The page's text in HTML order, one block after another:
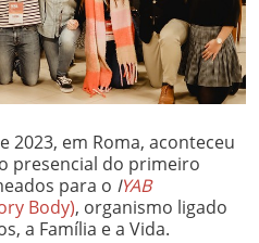
2023, em Roma, aconteceu
presencial do primeiro
para o IYAB
Body), organismo ligado
a Família e a Vida.